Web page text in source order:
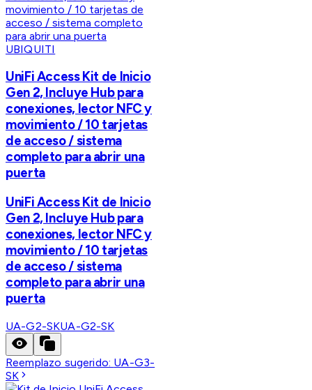
UBIQUITI
UniFi Access Kit de Inicio
Gen 2, Incluye Hub para
conexiones, lector NFC y
movimiento / 10 tarjetas
de acceso / sistema
completo para abrir una
puerta
UniFi Access Kit de Inicio
Gen 2, Incluye Hub para
conexiones, lector NFC y
movimiento / 10 tarjetas
de acceso / sistema
completo para abrir una
puerta
UA-G2-SKUA-G2-SK
Reemplazo sugerido: UA-G3-
SK